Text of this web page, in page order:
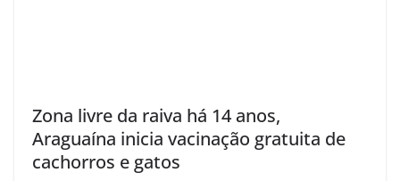
Zona livre da raiva há 14 anos,
Araguaína inicia vacinação gratuita de
cachorros e gatos